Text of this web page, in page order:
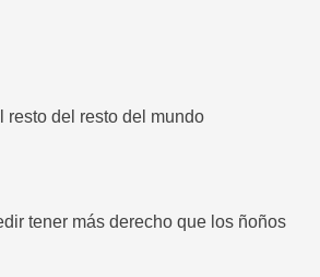
resto del resto del mundo
tener más derecho que los ñoños